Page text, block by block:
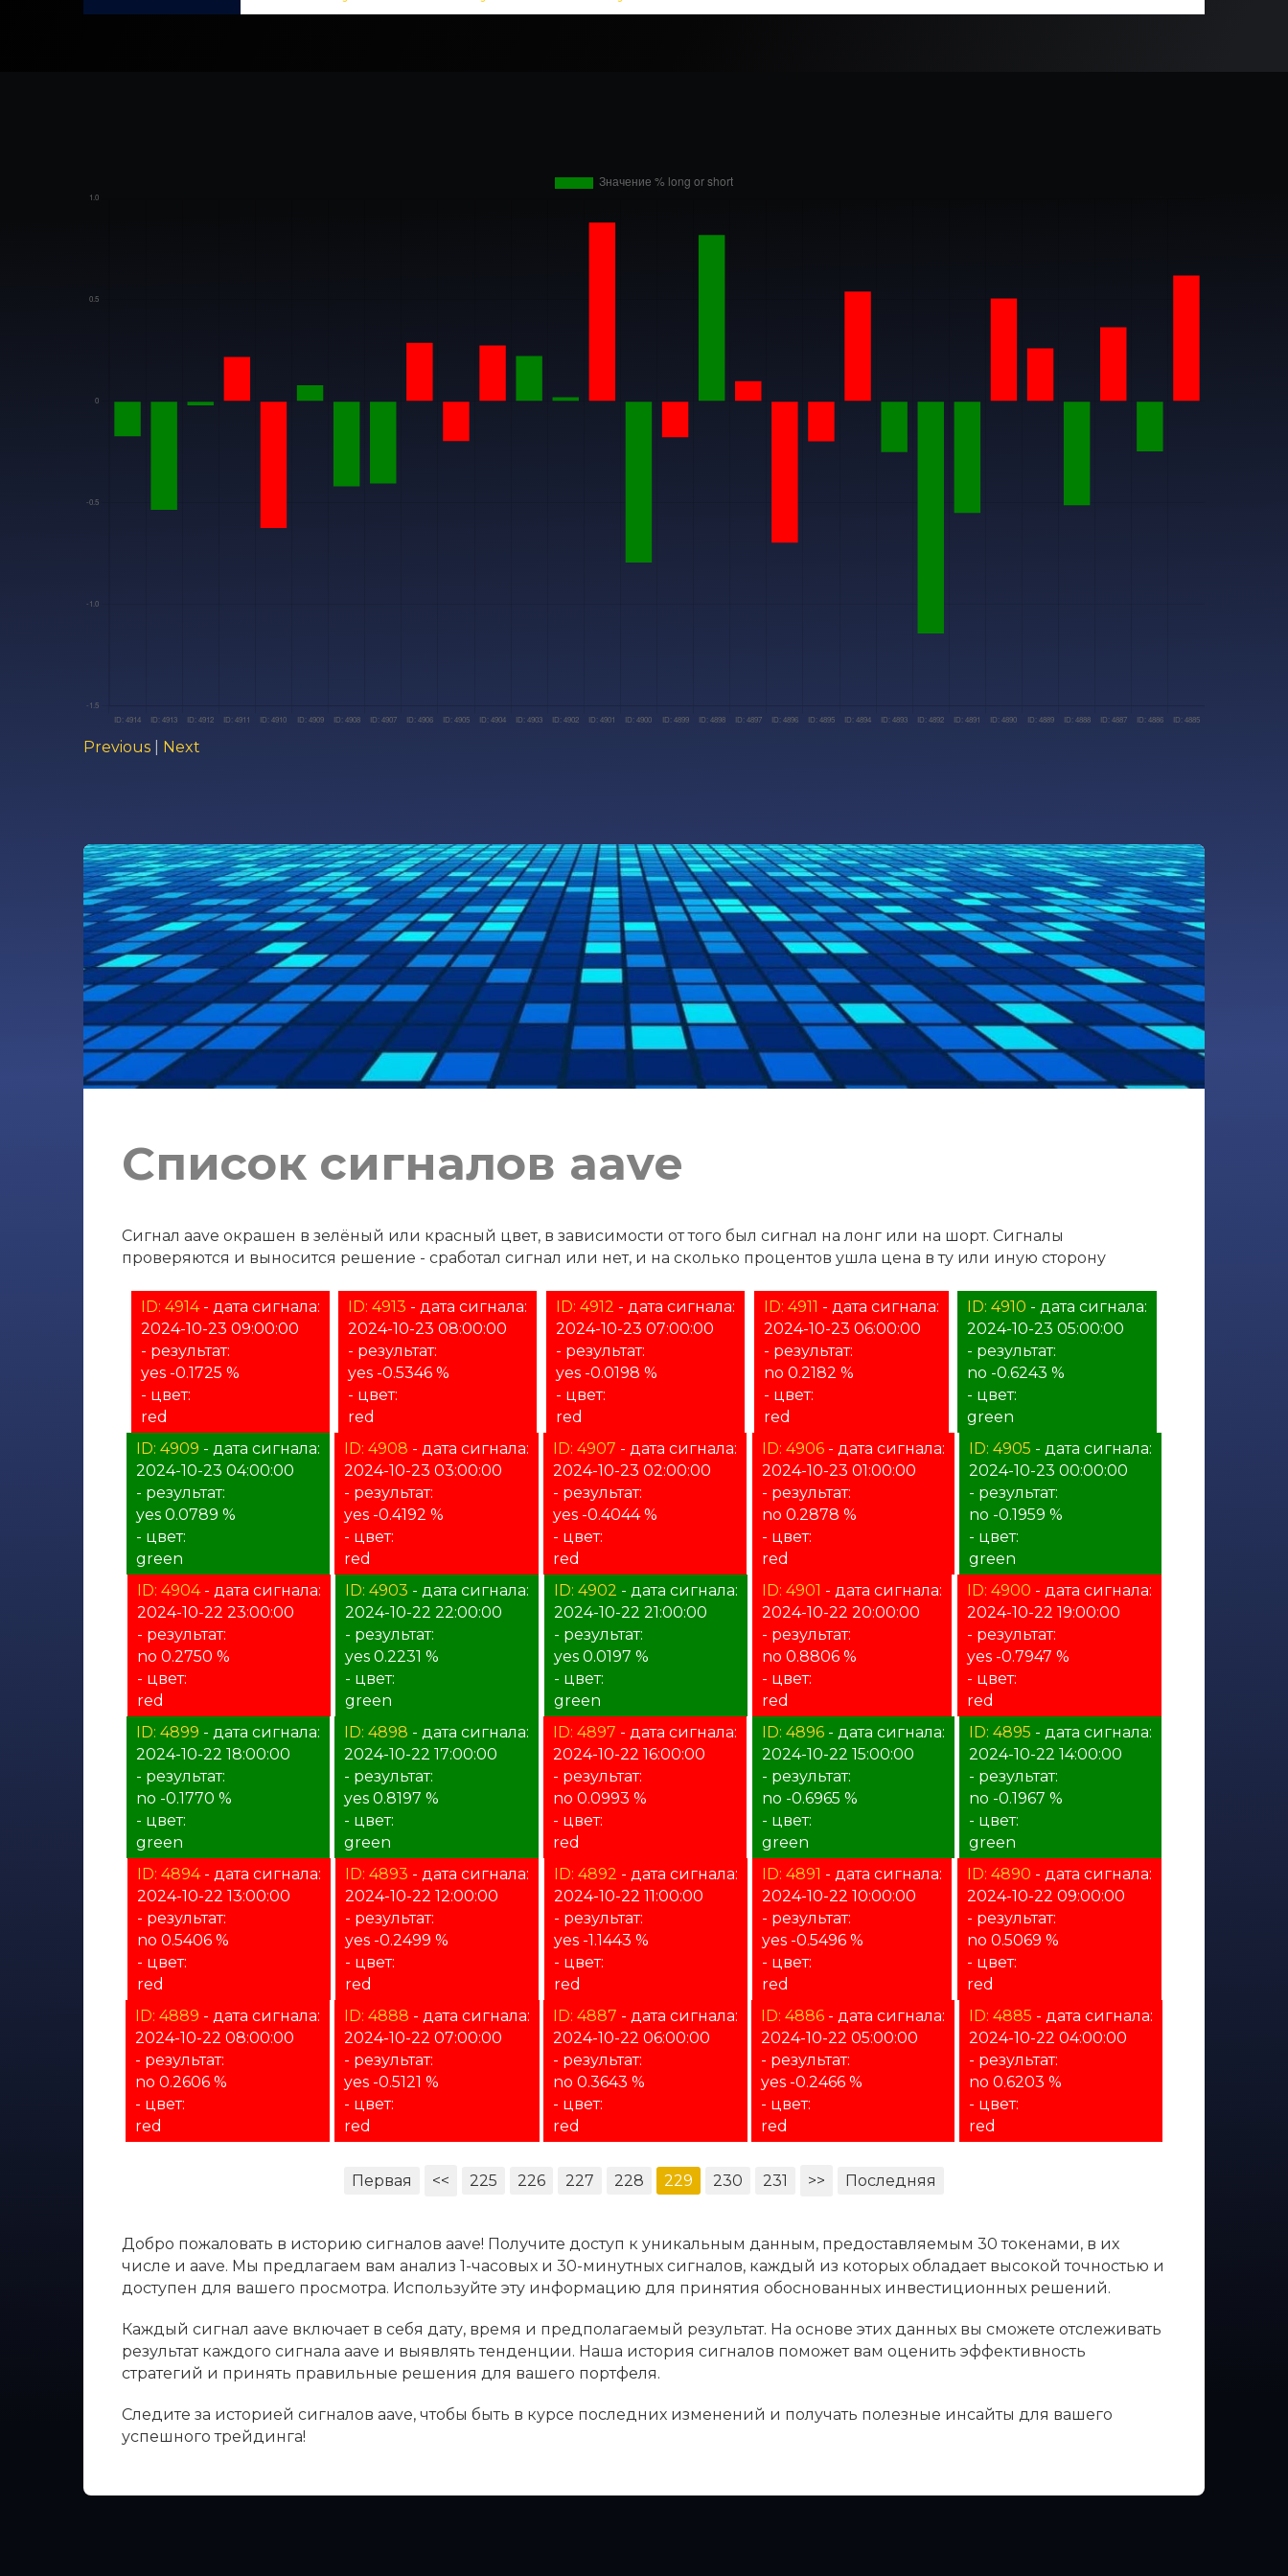
Previous Next
Список сигналов aave
Сигнал aave окрашен в зелёный или красный цвет, в зависимости от того был сигнал на лонг или на шорт. Сигналы
проверяются и выносится решение - сработал сигнал или нет, и на сколько процентов ушла цена в ту или иную сторону
ID: 4914- дата сигнала:
2024-10-23 09:00:00
- результат:
yes -0.1725 %
- цвет:
red
ID: 4913 - дата сигнала:
2024-10-23 08:00:00
- результат:
yes -0.5346 %
- цвет:
red
ID: 4912 - дата сигнала:
2024-10-23 07:00:00
- результат:
yes -0.0198 %
- цвет:
red
ID: 4911 - дата сигнала:
2024-10-23 06:00:00
- результат:
no 0.2182 %
- цвет:
red
ID: 4910 - дата сигнала:
2024-10-23 05:00:00
- результат:
no -0.6243 %
- цвет:
green
ID: 4909 - дата сигнала:
2024-10-23 04:00:00
- результат:
yes 0.0789 %
- цвет:
green
ID: 4908 - дата сигнала:
2024-10-23 03:00:00
- результат:
yes -0.4192 %
- цвет:
red
ID: 4907 - дата сигнала:
2024-10-23 02:00:00
- результат:
yes -0.4044 %
- цвет:
red
ID: 4906- дата сигнала:
2024-10-23 01:00:00
- результат:
no 0.2878 %
- цвет:
red
ID: 4905 - дата сигнала:
2024-10-23 00:00:00
- результат:
no -0.1959 %
- цвет:
green
ID: 4904- дата сигнала:
2024-10-22 23:00:00
- результат:
no 0.2750 %
- цвет:
red
ID: 4903 - дата сигнала:
2024-10-22 22:00:00
- результат:
yes 0.2231 %
- цвет:
green
ID: 4902 - дата сигнала:
2024-10-22 21:00:00
- результат:
yes 0.0197 %
- цвет:
green
ID: 4901 - дата сигнала:
2024-10-22 20:00:00
- результат:
no 0.8806 %
- цвет:
red
ID: 4900 - дата сигнала:
2024-10-22 19:00:00
- результат:
yes -0.7947 %
- цвет:
red
ID: 4899 - дата сигнала:
2024-10-22 18:00:00
- результат:
no -0.1770 %
- цвет:
green
ID: 4898 - дата сигнала:
2024-10-22 17:00:00
- результат:
yes 0.8197 %
- цвет:
green
ID: 4897 - дата сигнала:
2024-10-22 16:00:00
- результат:
no 0.0993 %
- цвет:
red
ID: 4896- дата сигнала:
2024-10-22 15:00:00
- результат:
no -0.6965 %
- цвет:
green
ID: 4895 - дата сигнала:
2024-10-22 14:00:00
- результат:
no -0.1967 %
- цвет:
green
ID: 4894- дата сигнала:
2024-10-22 13:00:00
- результат:
no 0.5406 %
- цвет:
red
ID: 4893 - дата сигнала:
2024-10-22 12:00:00
- результат:
yes -0.2499 %
- цвет:
red
ID: 4892 - дата сигнала:
2024-10-22 11:00:00
- результат:
yes -1.1443 %
- цвет:
red
ID: 4891 - дата сигнала:
2024-10-22 10:00:00
- результат:
yes -0.5496 %
- цвет:
red
ID: 4890 - дата сигнала:
2024-10-22 09:00:00
- результат:
no 0.5069 %
- цвет:
red
ID: 4889 - дата сигнала:
2024-10-22 08:00:00
- результат:
no 0.2606 %
- цвет:
red
ID: 4888 - дата сигнала:
2024-10-22 07:00:00
- результат:
yes -0.5121 %
- цвет:
red
ID: 4887 - дата сигнала:
2024-10-22 06:00:00
- результат:
no 0.3643 %
- цвет:
red
ID: 4886 - дата сигнала:
2024-10-22 05:00:00
- результат:
yes -0.2466 %
- цвет:
red
ID: 4885 - дата сигнала:
2024-10-22 04:00:00
- результат:
no 0.6203 %
- цвет:
red
Первая << 225 226 227 228 229 230 231 >> Последняя
Добро пожаловать в историю сигналов aave! Получите доступ к уникальным данным, предоставляемым 30 токенами, в их
числе и aave. Мы предлагаем вам анализ 1-часовых и 30-минутных сигналов, каждый из которых обладает высокой точностью и
доступен для вашего просмотра. Используйте эту информацию для принятия обоснованных инвестиционных решений.
Каждый сигнал aave включает в себя дату, время и предполагаемый результат. На основе этих данных вы сможете отслеживать
результат каждого сигнала aave и выявлять тенденции. Наша история сигналов поможет вам оценить эффективность
стратегий и принять правильные решения для вашего портфеля.
Следите за историей сигналов aave, чтобы быть в курсе последних изменений и получать полезные инсайты для вашего
успешного трейдинга!